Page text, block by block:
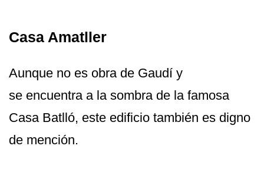
Casa Amatller
Aunque no es obra de Gaudí y
se encuentra a la sombra de la famosa
Casa Batlló, este edificio también es digno
de mención.